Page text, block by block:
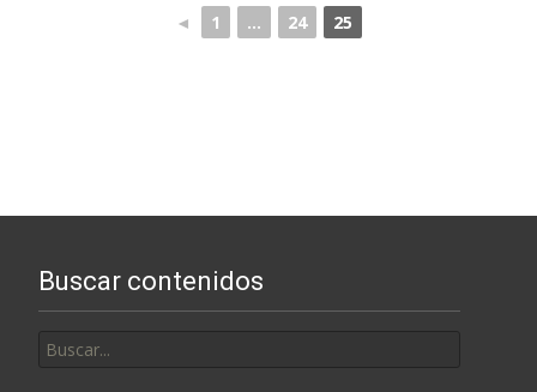
◄ 1 ... 24 25
Buscar contenidos
por: